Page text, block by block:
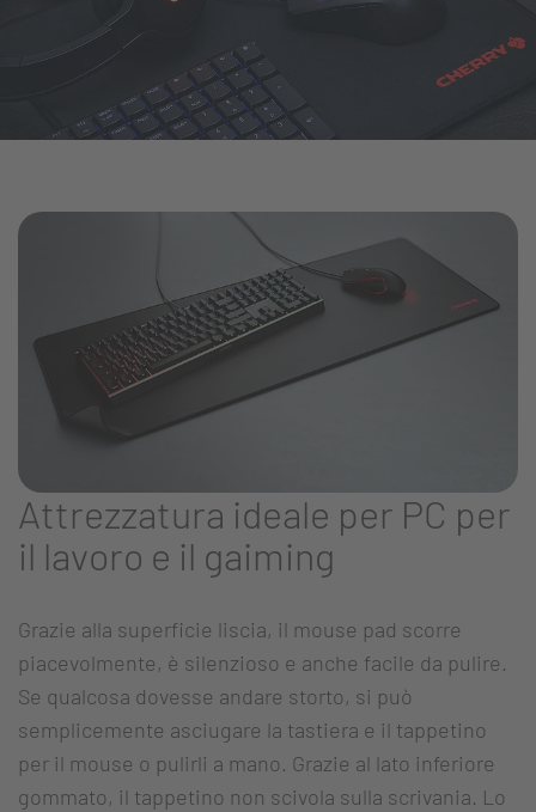
Attrezzatura ideale per PC per
il lavoro e il gaiming
Grazie alla superficie liscia, il mouse pad scorre
piacevolmente, è silenzioso e anche facile da pulire.
Se qualcosa dovesse andare storto, si può
semplicemente asciugare la tastiera e il tappetino
per il mouse o pulirli a mano. Grazie al lato inferiore
gommato, il tappetino non scivola sulla scrivania. Lo